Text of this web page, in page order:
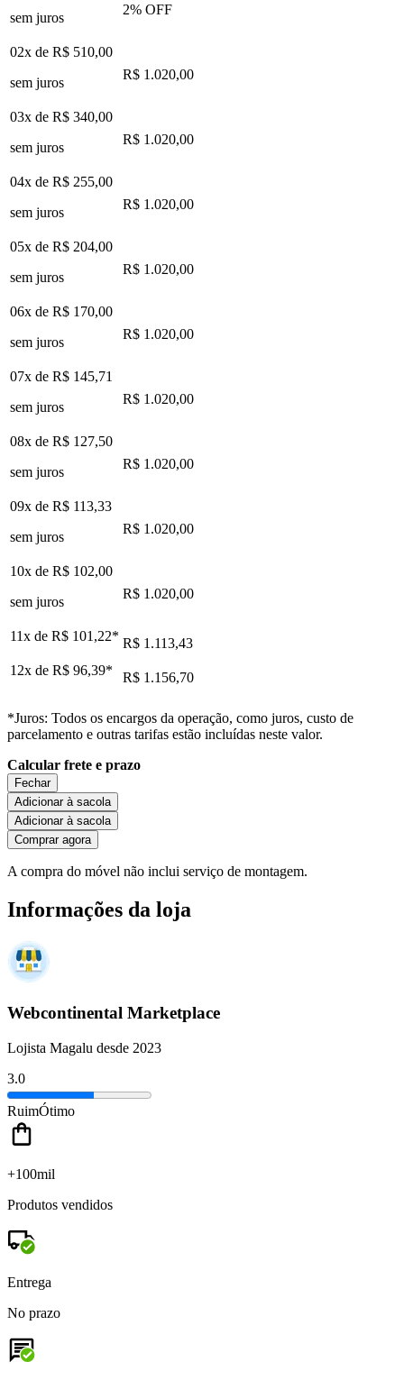
sem juros
2% OFF
02x de R$ 510,00
sem juros
R$ 1.020,00
03x de R$ 340,00
sem juros
R$ 1.020,00
04x de R$ 255,00
sem juros
R$ 1.020,00
05x de R$ 204,00
sem juros
R$ 1.020,00
06x de R$ 170,00
sem juros
R$ 1.020,00
07x de R$ 145,71
sem juros
R$ 1.020,00
08x de R$ 127,50
sem juros
R$ 1.020,00
09x de R$ 113,33
sem juros
R$ 1.020,00
10x de R$ 102,00
sem juros
R$ 1.020,00
11x de R$ 101,22* R$ 1.113,43
12x de R$ 96,39* R$ 1.156,70
*Juros: Todos os encargos da operação, como juros, custo de
parcelamento e outras tarifas estão incluídas neste valor.
Calcular frete e prazo
Fechar
Adicionar à sacola
Adicionar à sacola
Comprar agora
A compra do móvel não inclui serviço de montagem.
Informações da loja
Webcontinental Marketplace
Lojista Magalu desde 2023
3.0
RuimÓtimo
+100mil
Produtos vendidos
Entrega
No prazo